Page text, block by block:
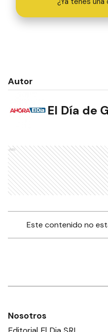
Autor
El Día de
Ads
Este contenido no
Nosotros